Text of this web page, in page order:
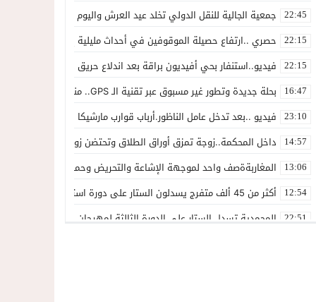
22:45 جمعية الجالية للنقل الدولي تخلد عيد العرش واليوم الوطني للمهاجر
22:15 حصري ..ارتفاع حصيلة الموقوفين في أحداث مليلية إلى 82 شخصًا وتحقيقات تقود إلى متابعات جنائية ثقيلة
22:15 فيديو..استنفار بحي أفيديون براقة بعد اندلاع حريق داخل ضيعة فلاحية
16:47 بحلة جديدة وتطور غير مسبوق عبر تقنية الـ GPS.. منصة “مرحباناظور” تعزز مكانتها كوجهة أولى لسكان إقليمي الناظور والدريوش
23:10 فيديو ..بعد تدخل عامل الناظور.أرباب قوارب مارشيكا يعلقون احتجاجهم
14:57 داخل المحكمة..زوجة تمزق أوراق الطلاق وتحتضن زوجها في لحظة
13:06 المغاربةةصف واحد لموجهة الإشاعة والتحريض وحملات التضليل
12:54 أكثر من 45 ألف متفرج يسدلون الستار على دورة استثنائية للمهرجان المتوسطي بالناظور
22:51 المحمدية تسدل الستار على الدورة الثالثة لمهرجان العيطة المرساوية